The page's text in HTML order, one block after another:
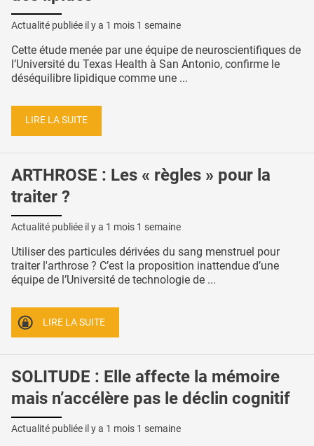
Actualité publiée il y a 1 mois 1 semaine
Cette étude menée par une équipe de neuroscientifiques de
l’Université du Texas Health à San Antonio, confirme le
déséquilibre lipidique comme une ...
LIRE LA SUITE
ARTHROSE : Les « règles » pour la
traiter ?
Actualité publiée il y a 1 mois 1 semaine
Utiliser des particules dérivées du sang menstruel pour
traiter l'arthrose ? C’est la proposition inattendue d’une
équipe de l’Université de technologie de ...
LIRE LA SUITE
SOLITUDE : Elle affecte la mémoire
mais n’accélère pas le déclin cognitif
Actualité publiée il y a 1 mois 1 semaine